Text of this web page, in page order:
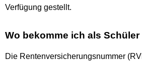
Verfügung gestellt.
Wo bekomme ich als
Die Rentenversicherungsnummer